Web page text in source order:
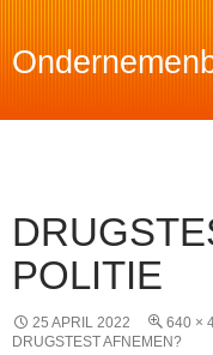
POLITIE
25 APRIL 2022 640 ×
DRUGSTEST AFNEMEN?